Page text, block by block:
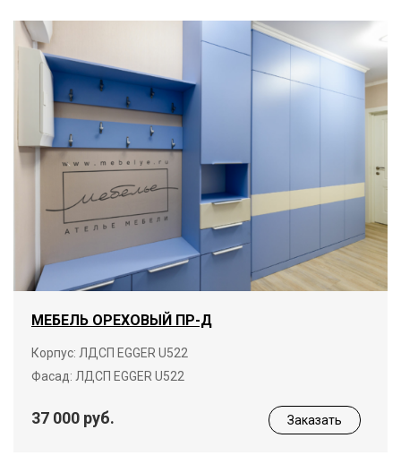
МЕБЕЛЬ ОРЕХОВЫЙ ПР-Д
Корпус: ЛДСП EGGER U522
Фасад: ЛДСП EGGER U522
37 000 руб. Заказать